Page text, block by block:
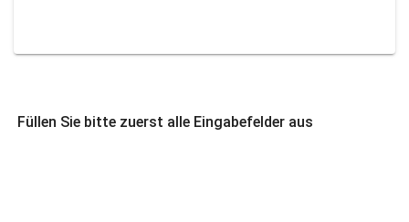
Füllen Sie bitte zuerst alle Eingabefelder aus